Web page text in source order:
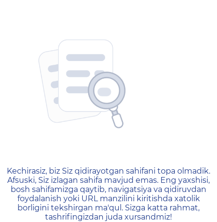
404 — Страница не
Kechirasiz, biz Siz qidirayotgan sahifani topa olmadik.
Afsuski, Siz izlagan sahifa mavjud emas. Eng yaxshisi,
bosh sahifamizga qaytib, navigatsiya va qidiruvdan
foydalanish yoki URL manzilini kiritishda xatolik
borligini tekshirgan ma'qul. Sizga katta rahmat,
tashrifingizdan juda xursandmiz!